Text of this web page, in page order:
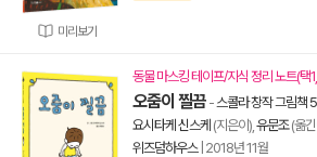
미리보기
동물 마스킹 테이프/지식 정리 노트(택
오줌이 찔끔 -스콜라 창작 그림책
요시타케 신스케 (지은이), 유문조(옮
위즈덤하우스| 2018년 11월